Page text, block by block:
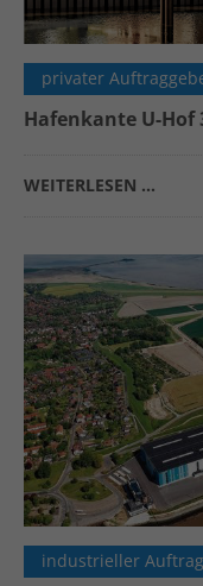
privater
Hafenkante U-Hof
WEITERLESEN …
industrieller